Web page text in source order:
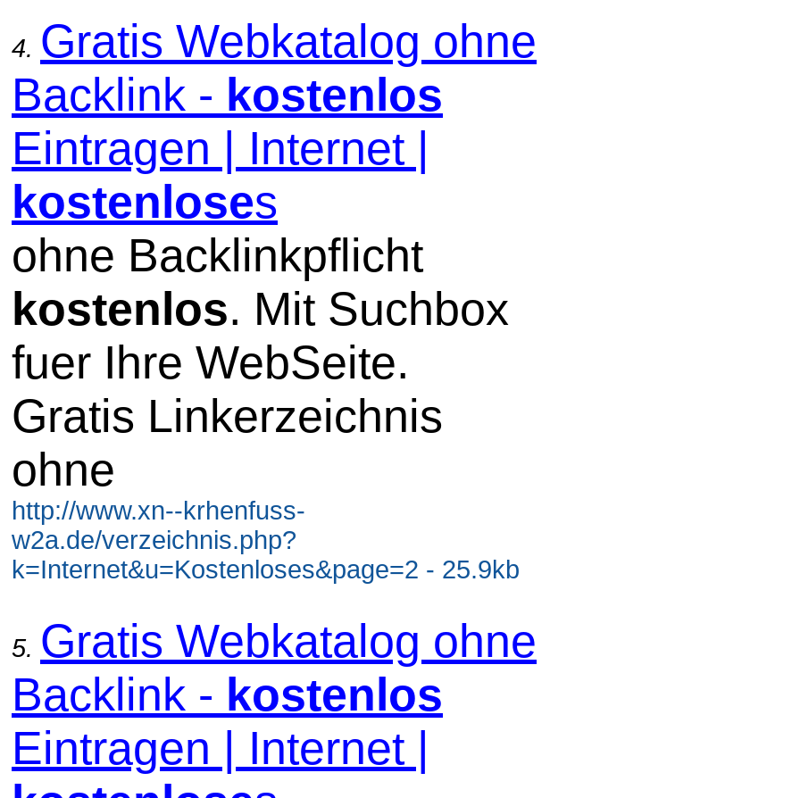
4. Gratis Webkatalog ohne
Backlink - kostenlos
Eintragen | Internet |
kostenloses
ohne Backlinkpflicht
kostenlos. Mit Suchbox
fuer Ihre WebSeite.
Gratis Linkerzeichnis
ohne
http://www.xn--krhenfuss-
w2a.de/verzeichnis.php?
k=Internet&u=Kostenloses&page=2 - 25.9kb
5. Gratis Webkatalog ohne
Backlink - kostenlos
Eintragen | Internet |